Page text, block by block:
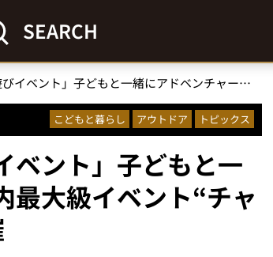
SEARCH
「チャムス主催の無料野遊びイベント」子どもと一緒にアドベンチャー体験！国内最大級イベント“チャムスピクニック”が今年も開催
こどもと暮らし アウトドア トピックス
ベント」子どもと一
最大級イベント“チャ